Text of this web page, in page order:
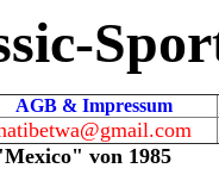
AGB & Impressum
von 1985